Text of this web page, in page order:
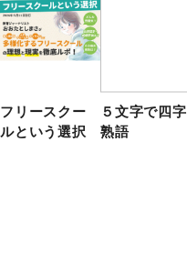
フリースクー
ルという選択
５文字で四字
熟語